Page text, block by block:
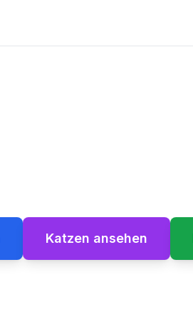
Katzen ansehen